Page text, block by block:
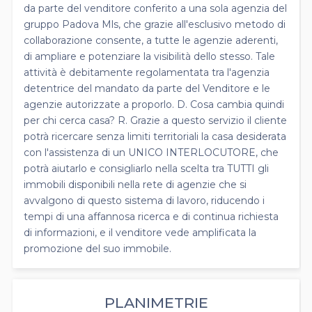
da parte del venditore conferito a una sola agenzia del
gruppo Padova Mls, che grazie all'esclusivo metodo di
collaborazione consente, a tutte le agenzie aderenti,
di ampliare e potenziare la visibilità dello stesso. Tale
attività è debitamente regolamentata tra l'agenzia
detentrice del mandato da parte del Venditore e le
agenzie autorizzate a proporlo. D. Cosa cambia quindi
per chi cerca casa? R. Grazie a questo servizio il cliente
potrà ricercare senza limiti territoriali la casa desiderata
con l'assistenza di un UNICO INTERLOCUTORE, che
potrà aiutarlo e consigliarlo nella scelta tra TUTTI gli
immobili disponibili nella rete di agenzie che si
avvalgono di questo sistema di lavoro, riducendo i
tempi di una affannosa ricerca e di continua richiesta
di informazioni, e il venditore vede amplificata la
promozione del suo immobile.
PLANIMETRIE